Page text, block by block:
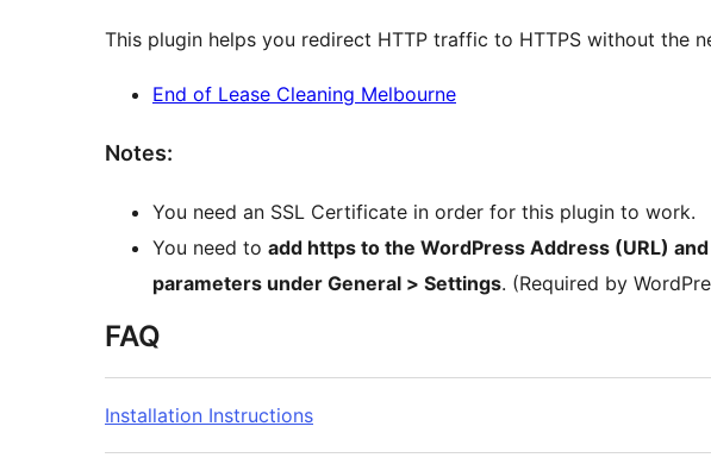
This plugin helps you redirect HTTP traffic to HTTPS without the
End of Lease Cleaning Melbourne
Notes:
You need an SSL Certificate in order for this plugin to work.
You need to add https to the WordPress Address (URL)
parameters under General > Settings. (Required by
FAQ
Installation Instructions